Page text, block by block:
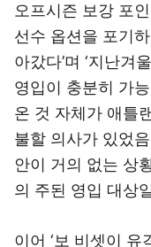
오프시즌 보강 포
선수 옵션을 포기
아갔다’며 ‘지난겨
영입이 충분히 가
온 것 자체가 애틀
불할 의사가 있었
안이 거의 없는 상
의 주된 영입 대상
이어 ‘보 비셋이